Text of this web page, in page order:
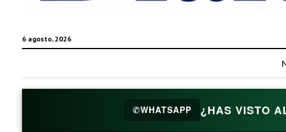
6 agosto, 2026
✆WHATSAPP ¿HAS VISTO